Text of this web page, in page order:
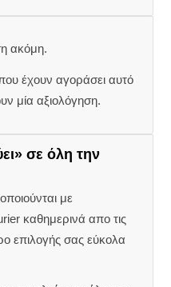
ακόμη.
έχουν αγοράσει αυτό
μία αξιολόγηση.
σε όλη την
με
καθημερινά απο τις
επιλογής σας εύκολα